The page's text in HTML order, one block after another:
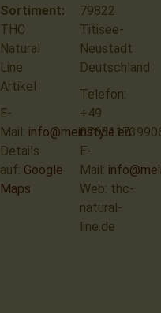
79822
Titisee-
Neustadt
Deutschland
Telefon:
+49
E-
Mail:
Web: thc-
natural-
line.de
Sortiment:
THC
Natural
Line
Artikel
E-
Mail: info@meinstyle.eu
Details
auf: Google
Maps